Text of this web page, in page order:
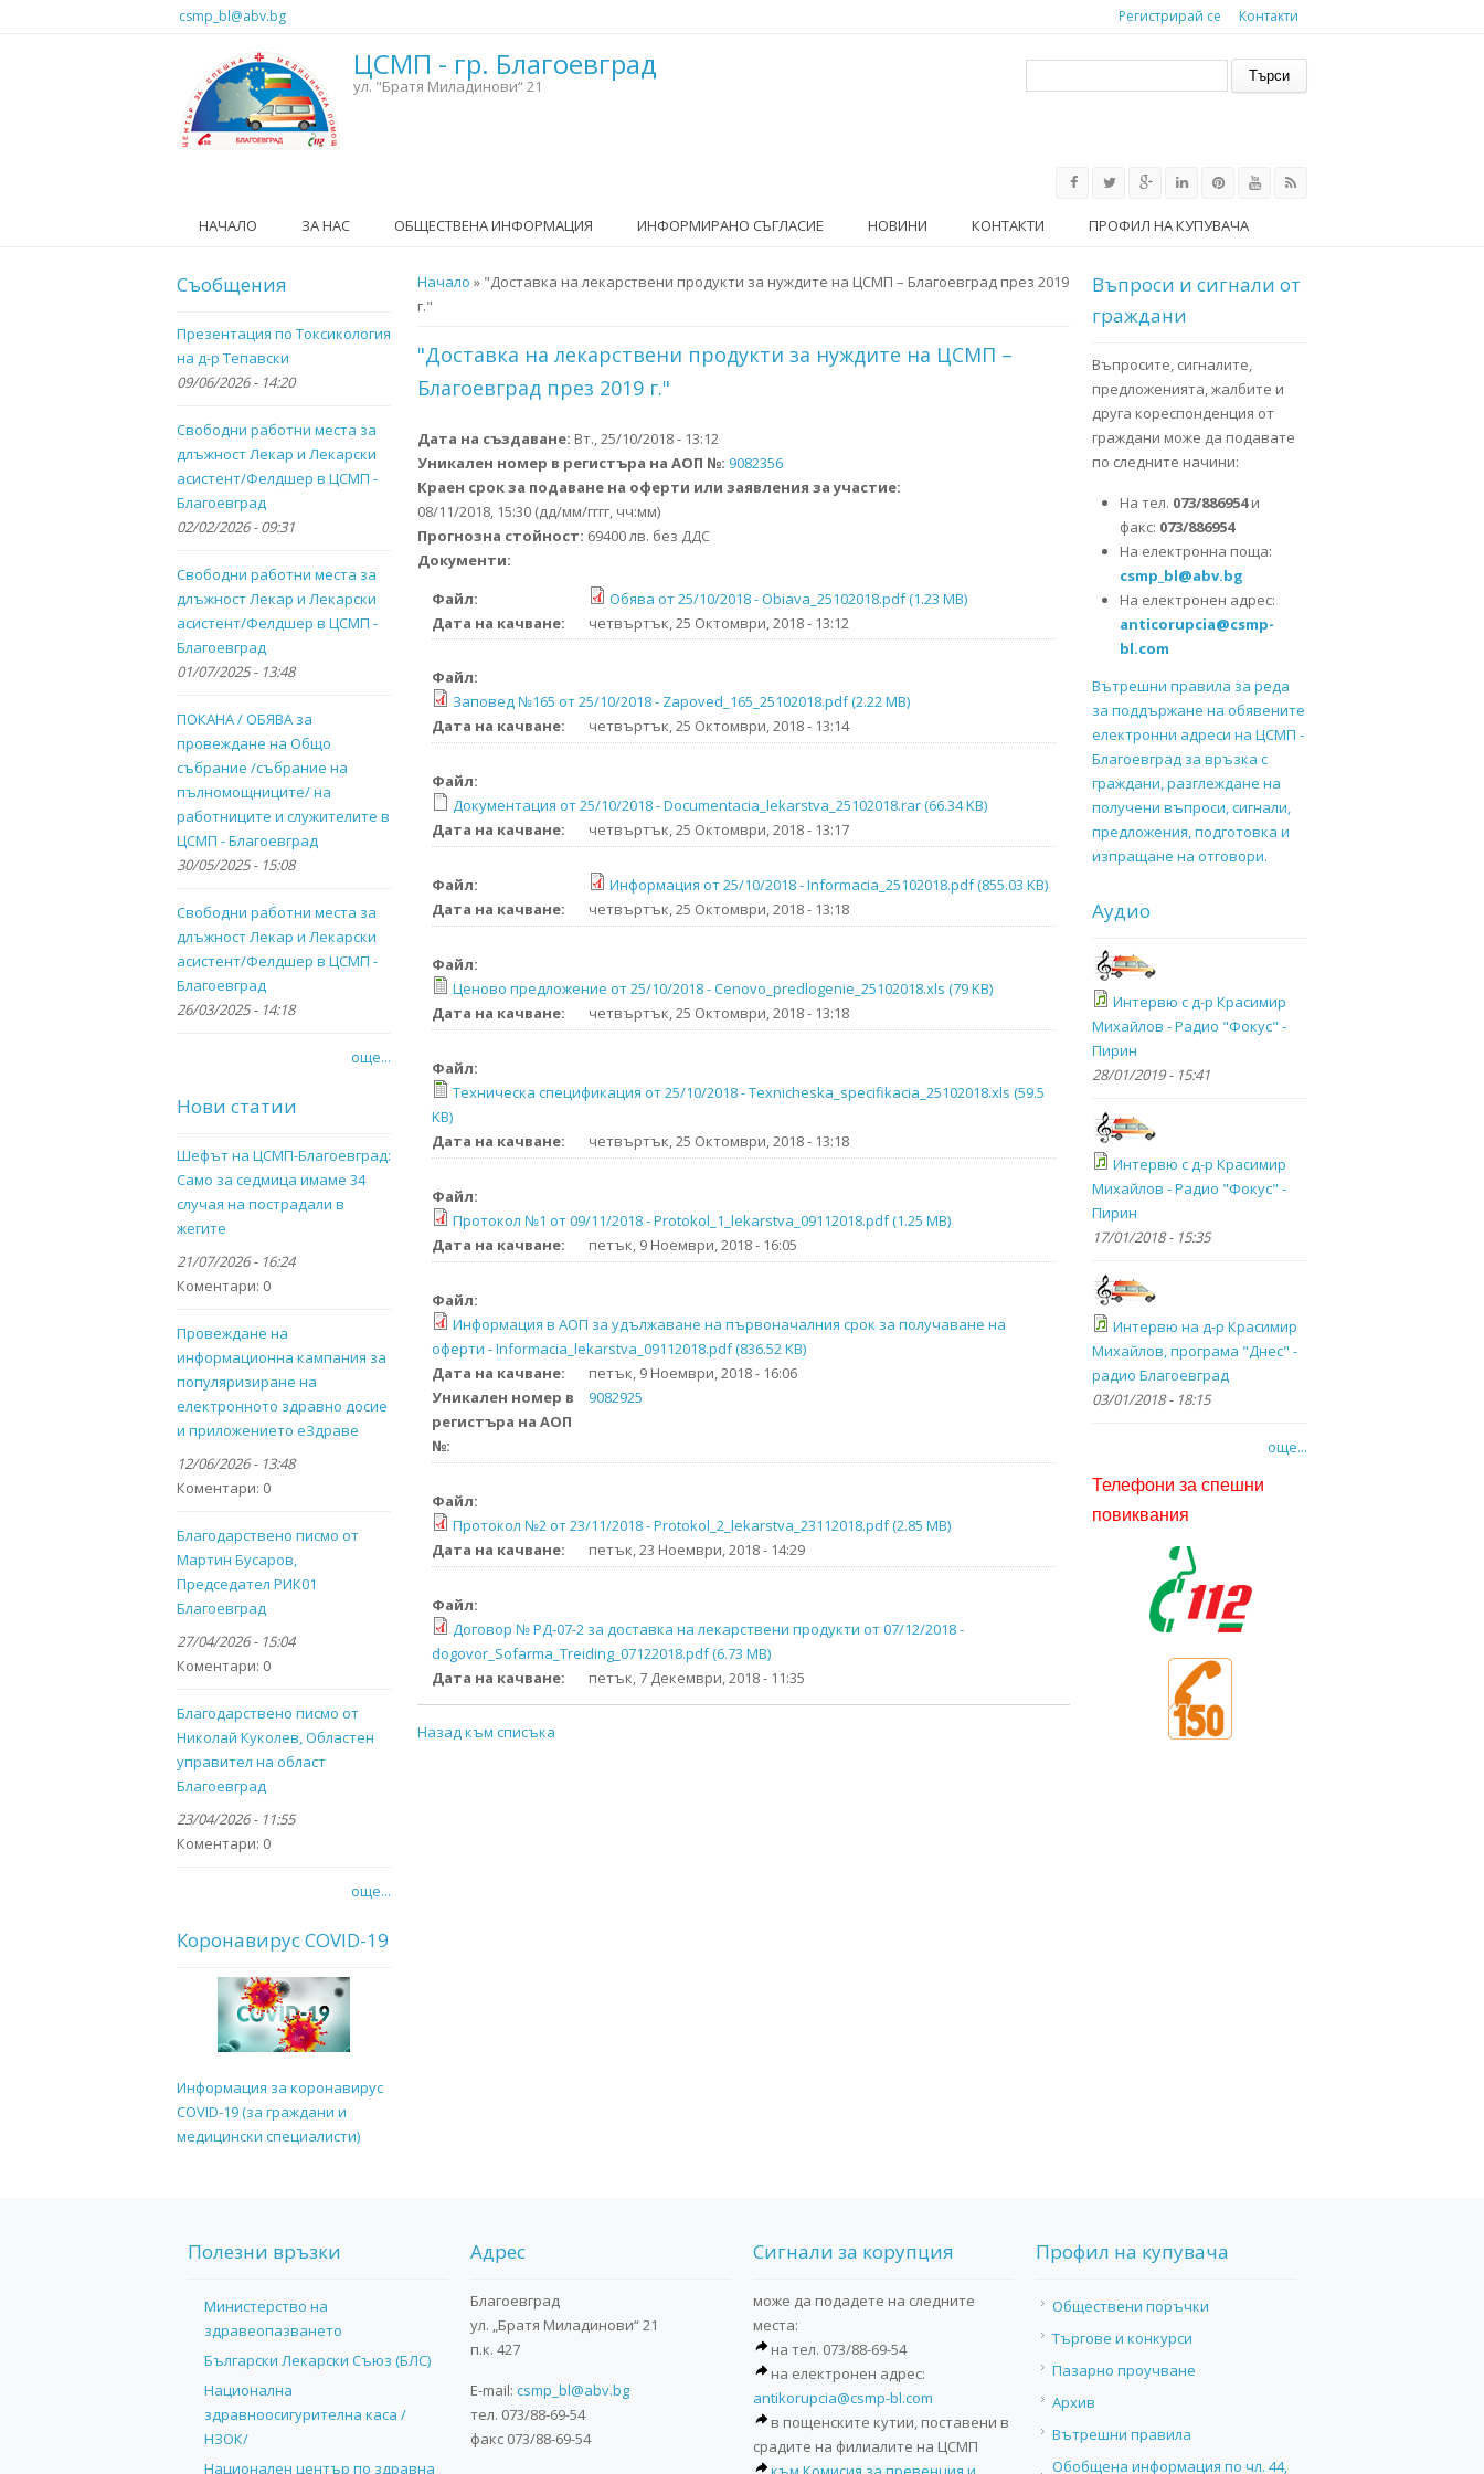
Премини към основното съдържание
csmp_bl@abv.bg Регистрирай се Контакти
ЦСМП - гр. Благоевград
ул. "Братя Миладинови“ 21
НАЧАЛО ЗА НАС ОБЩЕСТВЕНА ИНФОРМАЦИЯ ИНФОРМИРАНО СЪГЛАСИЕ НОВИНИ КОНТАКТИ ПРОФИЛ НА КУПУВАЧА
Вие сте тук
Начало » "Доставка на лекарствени продукти за нуждите на ЦСМП – Благоевград през 2019
г."
"Доставка на лекарствени продукти за нуждите на ЦСМП –
Благоевград през 2019 г."
Дата на създаване: Вт., 25/10/2018 - 13:12
Уникален номер в регистъра на AОП №: 9082356
Краен срок за подаване на оферти или заявления за участие:
08/11/2018, 15:30 (дд/мм/гггг, чч:мм)
Прогнозна стойност: 69400 лв. без ДДС
Документи:
Файл:
Обява от 25/10/2018 - Obiava_25102018.pdf (1.23 MB)
Дата на качване:
четвъртък, 25 Октомври, 2018 - 13:12
Файл:
Заповед №165 от 25/10/2018 - Zapoved_165_25102018.pdf (2.22 MB)
Дата на качване:
четвъртък, 25 Октомври, 2018 - 13:14
Файл:
Документация от 25/10/2018 - Documentacia_lekarstva_25102018.rar (66.34 KB)
Дата на качване:
четвъртък, 25 Октомври, 2018 - 13:17
Файл:
Информация от 25/10/2018 - Informacia_25102018.pdf (855.03 KB)
Дата на качване:
четвъртък, 25 Октомври, 2018 - 13:18
Файл:
Ценово предложение от 25/10/2018 - Cenovo_predlogenie_25102018.xls (79 KB)
Дата на качване:
четвъртък, 25 Октомври, 2018 - 13:18
Файл:
Техническа спецификация от 25/10/2018 - Texnicheska_specifikacia_25102018.xls (59.5
KB)
Дата на качване:
четвъртък, 25 Октомври, 2018 - 13:18
Файл:
Протокол №1 от 09/11/2018 - Protokol_1_lekarstva_09112018.pdf (1.25 MB)
Дата на качване:
петък, 9 Ноември, 2018 - 16:05
Файл:
Информация в АОП за удължаване на първоначалния срок за получаване на
оферти - Informacia_lekarstva_09112018.pdf (836.52 KB)
Дата на качване:
петък, 9 Ноември, 2018 - 16:06
Уникален номер в
регистъра на AОП
№:
9082925
Файл:
Протокол №2 от 23/11/2018 - Protokol_2_lekarstva_23112018.pdf (2.85 MB)
Дата на качване:
петък, 23 Ноември, 2018 - 14:29
Файл:
Договор № РД-07-2 за доставка на лекарствени продукти от 07/12/2018 -
dogovor_Sofarma_Treiding_07122018.pdf (6.73 MB)
Дата на качване:
петък, 7 Декември, 2018 - 11:35
Назад към списъка
Съобщения
Презентация по Токсикология
на д-р Тепавски
09/06/2026 - 14:20
Свободни работни места за
длъжност Лекар и Лекарски
асистент/Фелдшер в ЦСМП -
Благоевград
02/02/2026 - 09:31
Свободни работни места за
длъжност Лекар и Лекарски
асистент/Фелдшер в ЦСМП -
Благоевград
01/07/2025 - 13:48
ПОКАНА / ОБЯВА за
провеждане на Общо
събрание /събрание на
пълномощниците/ на
работниците и служителите в
ЦСМП - Благоевград
30/05/2025 - 15:08
Свободни работни места за
длъжност Лекар и Лекарски
асистент/Фелдшер в ЦСМП -
Благоевград
26/03/2025 - 14:18
още...
Нови статии
Шефът на ЦСМП-Благоевград:
Само за седмица имаме 34
случая на пострадали в
жегите
21/07/2026 - 16:24
Коментари: 0
Провеждане на
информационна кампания за
популяризиране на
електронното здравно досие
и приложението eЗдраве
12/06/2026 - 13:48
Коментари: 0
Благодарствено писмо от
Мартин Бусаров,
Председател РИК01
Благоевград
27/04/2026 - 15:04
Коментари: 0
Благодарствено писмо от
Николай Куколев, Областен
управител на област
Благоевград
23/04/2026 - 11:55
Коментари: 0
още...
Коронавирус COVID-19
Информация за коронавирус
COVID-19 (за граждани и
медицински специалисти)
Въпроси и сигнали от
граждани
Въпросите, сигналите,
предложенията, жалбите и
друга кореспонденция от
граждани може да подавате
по следните начини:
На тел. 073/886954и
факс: 073/886954
На електронна поща:
csmp_bl@abv.bg
На електронен адрес:
anticorupcia@csmp-
bl.com
Вътрешни правила за реда
за поддържане на обявените
електронни адреси на ЦСМП -
Благоевград за връзка с
граждани, разглеждане на
получени въпроси, сигнали,
предложения, подготовка и
изпращане на отговори.
Аудио
Интервю с д-р Красимир
Михайлов - Радио "Фокус" -
Пирин
28/01/2019 - 15:41
Интервю с д-р Красимир
Михайлов - Радио "Фокус" -
Пирин
17/01/2018 - 15:35
Интервю на д-р Красимир
Михайлов, програма "Днес" -
радио Благоевград
03/01/2018 - 18:15
още...
Телефони за спешни
повиквания
Полезни връзки
Министерство на
здравеопазването
Български Лекарски Съюз (БЛС)
Национална
здравноосигурителна каса /
НЗОК/
Национален център по здравна
Адрес
Благоевград
ул. „Братя Миладинови“ 21
п.к. 427
E-mail: csmp_bl@abv.bg
тел. 073/88-69-54
факс 073/88-69-54
Сигнали за корупция
може да подадете на следните
места:
на тел. 073/88-69-54
на електронен адрес:
antikorupcia@csmp-bl.com
в пощенските кутии, поставени в
срадите на филиалите на ЦСМП
Профил на купувача
Обществени поръчки
Търгове и конкурси
Пазарно проучване
Архив
Вътрешни правила
Обобщена информация по чл. 44,